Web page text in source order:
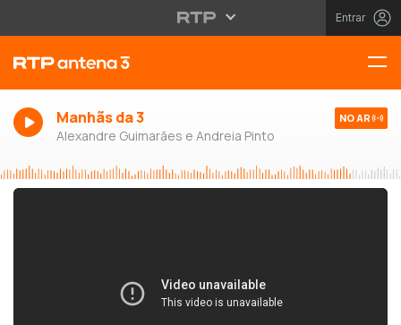
Entrar
Manhãs da 3
Alexandre Guimarães e Andreia Pinto
NO AR